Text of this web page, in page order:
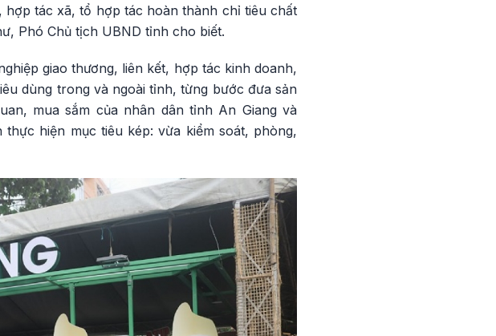
tác xã, tổ hợp tác hoàn thành chỉ tiêu chất
Phó Chủ tịch UBND tỉnh cho biết.
giao thương, liên kết, hợp tác kinh doanh,
dùng trong và ngoài tỉnh, từng bước đưa sản
mua sắm của nhân dân tỉnh An Giang và
hiện mục tiêu kép: vừa kiểm soát, phòng,